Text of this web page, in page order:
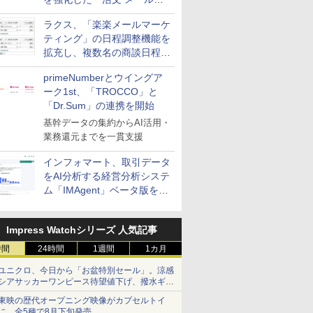
送信防止アドインサービス」
を提供
ラクス、「楽楽メールマーケ
ティング」の日程調整機能を
拡充し、複数名の商談日程調
整を効率化
primeNumberとウイングア
ーク1st、「TROCCO」と
「Dr.Sum」の連携を開始
基幹データの集約からAI活用・
業務還元までを一貫支援
インフォマート、取引データ
をAI分析する経営分析システ
ム「IMAgent」ベータ版を提
Impress Watchシリーズ 人気記事
24時間 1週間 1カ月
ニクロ、今日から「お盆特別セール」。涼感
アサッカーワンピース待望値下げ、撥水ギア
ョーツは1990円に
映の歴代オープニング映像がカプセルトイ